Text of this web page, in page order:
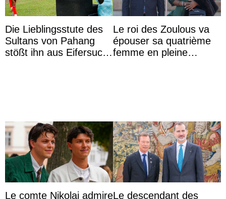
Die Lieblingsstute des
Sultans von Pahang
stößt ihn aus Eifersucht
Le roi des Zoulous va
épouser sa quatrième
femme en pleine
Le comte Nikolai admireLe descendant des